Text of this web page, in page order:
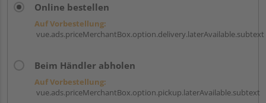
Online bestellen
Auf Vorbestellung:
vue.ads.priceMerchantBox.option.delivery.laterAvailable.subtext
Beim Händler abholen
Auf Vorbestellung:
vue.ads.priceMerchantBox.option.pickup.laterAvailable.subtext